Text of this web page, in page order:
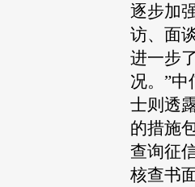
逐步加
访、面
进一步
况。”中
士则透
的措施
查询征
核查书